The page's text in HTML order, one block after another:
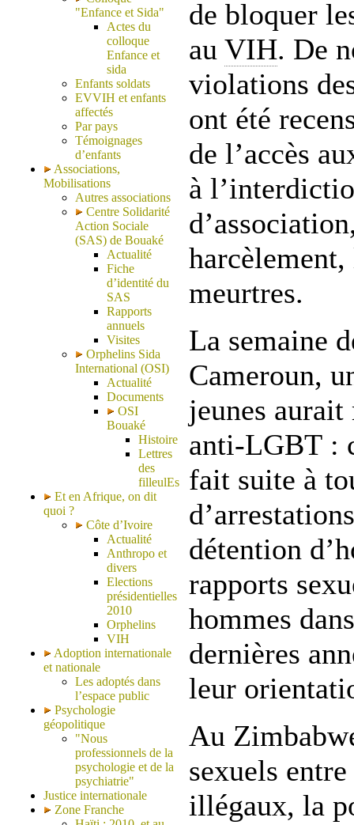
"Enfance et Sida"
Actes du
colloque
Enfance et
sida
Enfants soldats
EVVIH et enfants
affectés
Par pays
Témoignages
d’enfants
Associations,
Mobilisations
Autres associations
Centre Solidarité
Action Sociale
(SAS) de Bouaké
Actualité
Fiche
d’identité du
SAS
Rapports
annuels
Visites
Orphelins Sida
International (OSI)
Actualité
Documents
OSI
Bouaké
Histoire
Lettres
des
filleulEs
Et en Afrique, on dit
quoi ?
Côte d’Ivoire
Actualité
Anthropo et
divers
Elections
présidentielles
2010
Orphelins
VIH
Adoption internationale
et nationale
Les adoptés dans
l’espace public
Psychologie
géopolitique
"Nous
professionnels de la
psychologie et de la
psychiatrie"
Justice internationale
Zone Franche
de bloquer
au VIH. De
violations
ont été
de l’accès
à
meurtres.
La semaine
Cameroun,
jeunes aurait
anti-LGBT :
fait suite à
détention
rapports
hommes
dernières
leur
Au
sexuels
illégaux, la